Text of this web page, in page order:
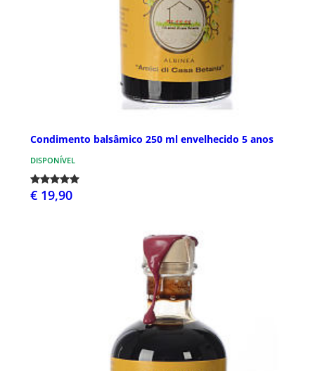
Condimento balsâmico 250 ml envelhecido 5 anos
DISPONÍVEL
€ 19,90